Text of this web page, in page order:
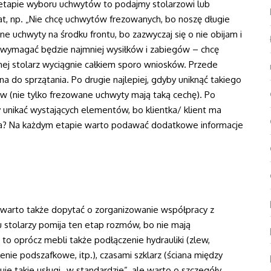
wyboru uchwytów to podajmy stolarzowi lub
„Nie chcę uchwytów frezowanych, bo noszę długie
uchwyty na środku frontu, bo zazwyczaj się o nie obijam i
będzie najmniej wysiłków i zabiegów – chcę
stolarz wyciągnie całkiem sporo wniosków. Przede
do sprzątania. Po drugie najlepiej, gdyby uniknąć takiego
(nie tylko frezowane uchwyty mają taką cechę). Po
wystających elementów, bo klientka/ klient ma
Na każdym etapie warto podawać dodatkowe informacje
także dopytać o zorganizowanie współpracy z
stolarzy pomija ten etap rozmów, bo nie mają
oprócz mebli także podłączenie hydrauliki (zlew,
podszafkowe, itp.), czasami szklarz (ściana między